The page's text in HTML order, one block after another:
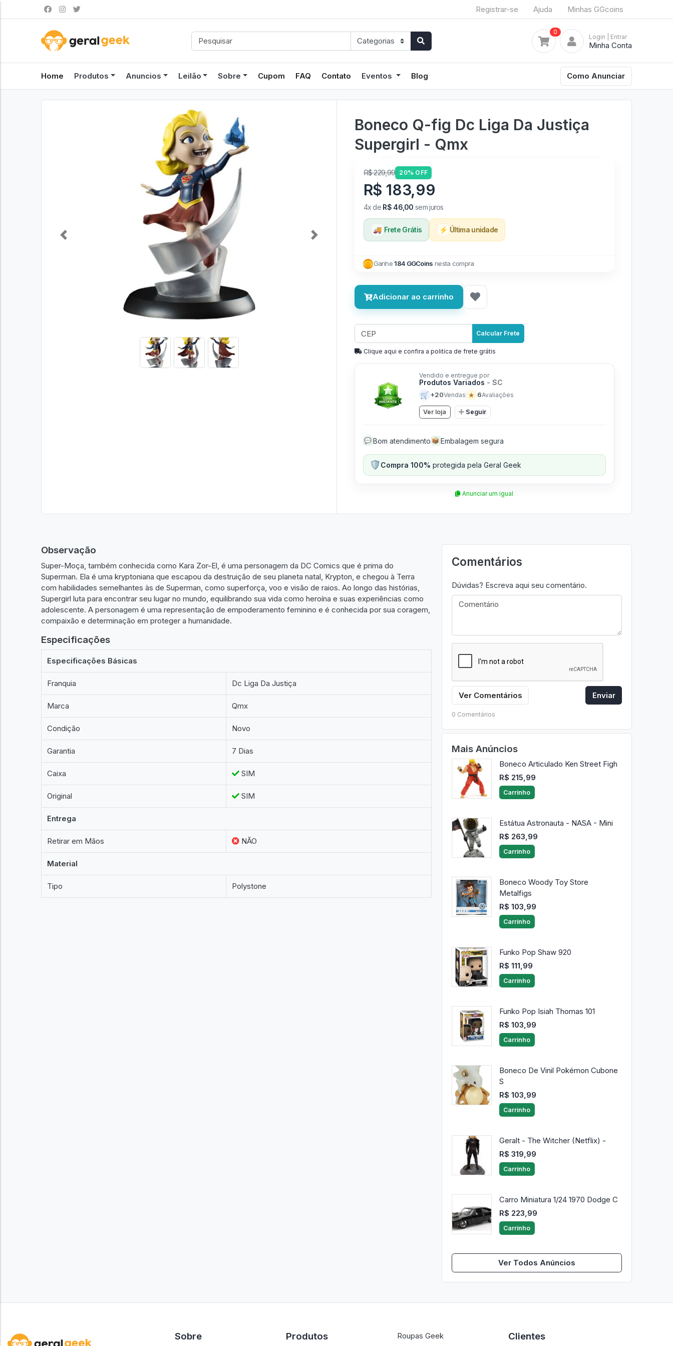
Registrar-se Ajuda Minhas GGcoins
0
Login | Entrar
Minha Conta
Home Produtos Anuncios Leilão Sobre Cupom FAQ Contato Eventos Blog Como Anunciar
Previous Next
Boneco Q-fig Dc Liga Da Justiça
Supergirl - Qmx
R$ 229,99 20% OFF
R$ 183,99
4x de R$ 46,00 sem juros
🚚 Frete Grátis ⚡ Última unidade
Ganhe184 GGCoins nesta compra
Adicionar ao carrinho
Calcular Frete
Clique aqui e confira a politíca de frete grátis
Vendido e entregue por
Produtos Variados - SC
🛒 +20Vendas ★ 6Avaliações
Ver loja Seguir
💬 Bom atendimento 📦 Embalagem segura
🛡️Compra 100% protegida pela Geral Geek
Anunciar um igual
Observação
Super-Moça, também conhecida como Kara Zor-El, é uma personagem da DC Comics que é prima do
Superman. Ela é uma kryptoniana que escapou da destruição de seu planeta natal, Krypton, e chegou à Terra
com habilidades semelhantes às de Superman, como superforça, voo e visão de raios. Ao longo das histórias,
Supergirl luta para encontrar seu lugar no mundo, equilibrando sua vida como heroína e suas experiências como
adolescente. A personagem é uma representação de empoderamento feminino e é conhecida por sua coragem,
compaixão e determinação em proteger a humanidade.
Especificações
Especificações Básicas
Franquia Dc Liga Da Justiça
Marca Qmx
Condição Novo
Garantia 7 Dias
Caixa SIM
Original SIM
Entrega
Retirar em Mãos NÃO
Material
Tipo Polystone
Comentários
Dúvidas? Escreva aqui seu comentário.
Ver Comentários Enviar
0 Comentários
Mais Anúncios
Boneco Articulado Ken Street Figh
R$ 215,99
Carrinho
Estátua Astronauta - NASA - Mini
R$ 263,99
Carrinho
Boneco Woody Toy Store
Metalfigs
R$ 103,99
Carrinho
Funko Pop Shaw 920
R$ 111,99
Carrinho
Funko Pop Isiah Thomas 101
R$ 103,99
Carrinho
Boneco De Vinil Pokémon Cubone
S
R$ 103,99
Carrinho
Geralt - The Witcher (Netflix) -
R$ 319,99
Carrinho
Carro Miniatura 1/24 1970 Dodge C
R$ 223,99
Carrinho
Ver Todos Anúncios
Sobre Produtos
Roupas Geek
Clientes